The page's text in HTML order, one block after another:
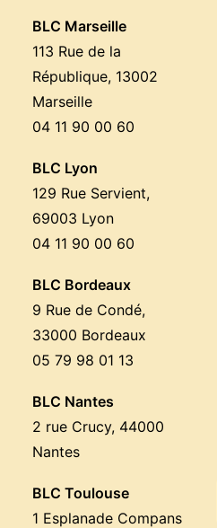
BLC Marseille
113 Rue de la
République, 13002
Marseille
04 11 90 00 60
BLC Lyon
129 Rue Servient,
69003 Lyon
04 11 90 00 60
BLC Bordeaux
9 Rue de Condé,
33000 Bordeaux
05 79 98 01 13
BLC Nantes
2 rue Crucy, 44000
Nantes
BLC Toulouse
1 Esplanade Compans